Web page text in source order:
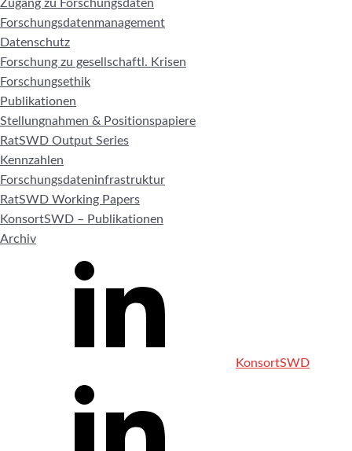
Zugang zu Forschungsdaten
Forschungsdatenmanagement
Datenschutz
Forschung zu gesellschaftl. Krisen
Forschungsethik
Publikationen
Stellungnahmen & Positionspapiere
RatSWD Output Series
Kennzahlen
Forschungsdateninfrastruktur
RatSWD Working Papers
KonsortSWD – Publikationen
Archiv
KonsortSWD